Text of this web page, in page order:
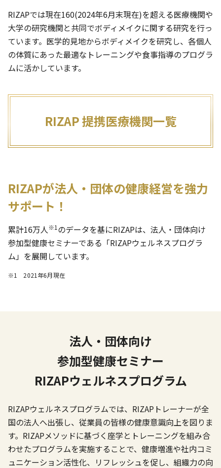
RIZAPでは現在160(2024年6月末現在)を超える医療機関や
大学の研究機関と共同でボディメイクに関する研究を行っ
ています。医学的見地からボディメイクを研究し、各個人
の体質にあった最適なトレーニングや食事指導のプログラ
ムに活かしています。
RIZAP 提携医療機関一覧
RIZAPが法人・団体の健康経営を強力
サポート！
累計16万人※1 のデータを基にRIZAPは、法人・団体向け
参加型健康セミナーである「RIZAPウェルネスプログラ
ム」を展開しています。
※1 2021年6月現在
法人・団体向け
参加型健康セミナー
RIZAPウェルネスプログラム
RIZAPウェルネスプログラムでは、RIZAPトレーナーが全
国の法人へ出張し、従業員の皆様の健康意識向上を図りま
す。RIZAPメソッドに基づく座学とトレーニングを組み合
わせたプログラムを実施することで、健康増進や社内コミ
ュニケーション活性化、リフレッシュを促し、組織力の向